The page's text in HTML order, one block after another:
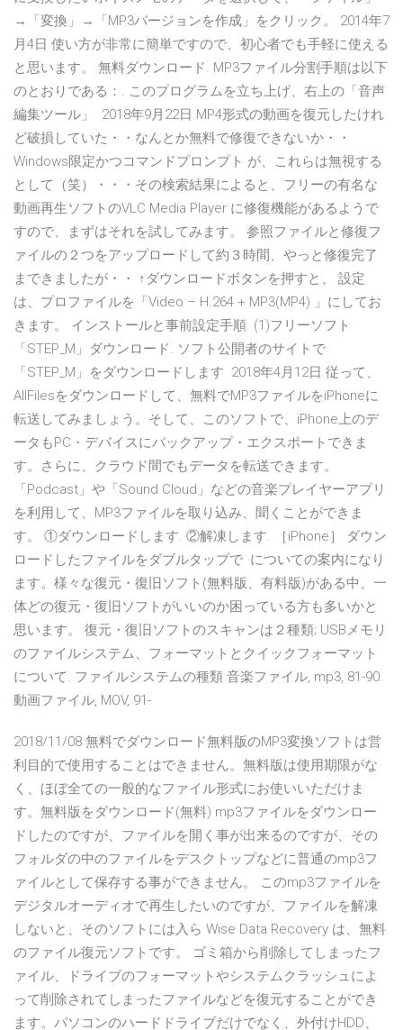
→「変換」→「MP3バージョンを作成」をクリック。 2014年7
月4日 使い方が非常に簡単ですので、初心者でも手軽に使える
と思います。 無料ダウンロード. MP3ファイル分割手順は以下
のとおりである：. このプログラムを立ち上げ、右上の「音声
編集ツール」 2018年9月22日 MP4形式の動画を復元したけれ
ど破損していた・・なんとか無料で修復できないか・・
Windows限定かつコマンドプロンプト が、これらは無視する
として（笑）・・・その検索結果によると、フリーの有名な
動画再生ソフトのVLC Media Player に修復機能があるようで
すので、まずはそれを試してみます。 参照ファイルと修復フ
ァイルの２つをアップロードして約３時間、やっと修復完了
まできましたが・・ ↑ダウンロードボタンを押すと、 設定
は、プロファイルを「Video – H.264 + MP3(MP4) 」にしてお
きます。 インストールと事前設定手順. (1)フリーソフト
「STEP_M」ダウンロード. ソフト公開者のサイトで
「STEP_M」をダウンロードします 2018年4月12日 従って、
AllFilesをダウンロードして、無料でMP3ファイルをiPhoneに
転送してみましょう。そして、このソフトで、iPhone上のデ
ータもPC・デバイスにバックアップ・エクスポートできま
す。さらに、クラウド間でもデータを転送できます。
「Podcast」や「Sound Cloud」などの音楽プレイヤーアプリ
を利用して、MP3ファイルを取り込み、聞くことができま
す。 ①ダウンロードします. ②解凍します. ［iPhone］ ダウン
ロードしたファイルをダブルタップで についての案内になり
ます。様々な復元・復旧ソフト(無料版、有料版)がある中、一
体どの復元・復旧ソフトがいいのか困っている方も多いかと
思います。 復元・復旧ソフトのスキャンは２種類; USBメモリ
のファイルシステム、フォーマットとクイックフォーマット
について. ファイルシステムの種類 音楽ファイル, mp3, 81-90.
動画ファイル, MOV, 91-
2018/11/08 無料でダウンロード無料版のMP3変換ソフトは営
利目的で使用することはできません。無料版は使用期限がな
く、ほぼ全ての一般的なファイル形式にお使いいただけま
す。無料版をダウンロード(無料) mp3ファイルをダウンロー
ドしたのですが、ファイルを開く事が出来るのですが、その
フォルダの中のファイルをデスクトップなどに普通のmp3フ
ァイルとして保存する事ができません。 このmp3ファイルを
デジタルオーディオで再生したいのですが、ファイルを解凍
しないと、そのソフトには入ら Wise Data Recovery は、無料
のファイル復元ソフトです。 ゴミ箱から削除してしまったフ
ァイル、ドライブのフォーマットやシステムクラッシュによ
って削除されてしまったファイルなどを復元することができ
ます。パソコンのハードドライブだけでなく、外付けHDD、